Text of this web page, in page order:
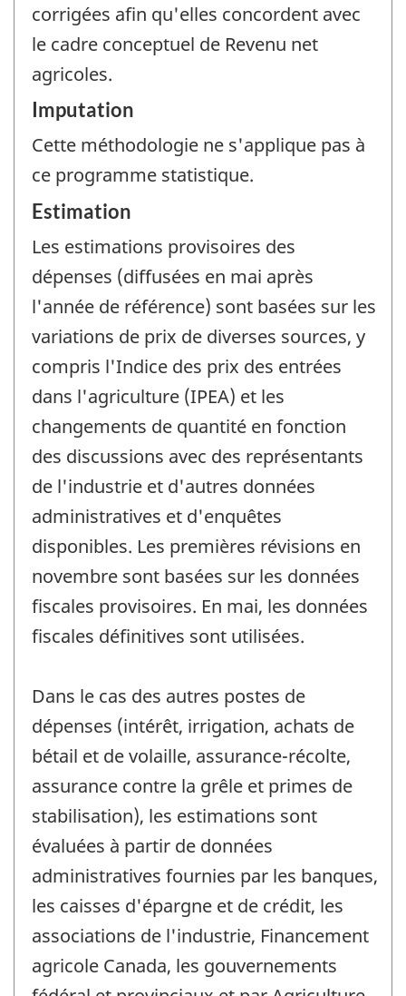
corrigées afin qu'elles concordent avec
le cadre conceptuel de Revenu net
agricoles.
Imputation
Cette méthodologie ne s'applique pas à
ce programme statistique.
Estimation
Les estimations provisoires des
dépenses (diffusées en mai après
l'année de référence) sont basées sur les
variations de prix de diverses sources, y
compris l'Indice des prix des entrées
dans l'agriculture (IPEA) et les
changements de quantité en fonction
des discussions avec des représentants
de l'industrie et d'autres données
administratives et d'enquêtes
disponibles. Les premières révisions en
novembre sont basées sur les données
fiscales provisoires. En mai, les données
fiscales définitives sont utilisées.
Dans le cas des autres postes de
dépenses (intérêt, irrigation, achats de
bétail et de volaille, assurance-récolte,
assurance contre la grêle et primes de
stabilisation), les estimations sont
évaluées à partir de données
administratives fournies par les banques,
les caisses d'épargne et de crédit, les
associations de l'industrie, Financement
agricole Canada, les gouvernements